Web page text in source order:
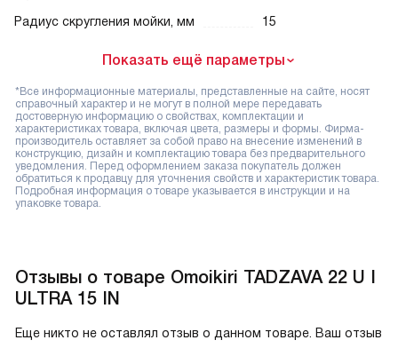
Радиус скругления мойки, мм
15
Показать ещё параметры
*Все информационные материалы, представленные на сайте, носят
справочный характер и не могут в полной мере передавать
достоверную информацию о свойствах, комплектации и
характеристиках товара, включая цвета, размеры и формы. Фирма-
производитель оставляет за собой право на внесение изменений в
конструкцию, дизайн и комплектацию товара без предварительного
уведомления. Перед оформлением заказа покупатель должен
обратиться к продавцу для уточнения свойств и характеристик товара.
Подробная информация о товаре указывается в инструкции и на
упаковке товара.
Отзывы о товаре Omoikiri TADZAVA 22 U I
ULTRA 15 IN
Еще никто не оставлял отзыв о данном товаре. Ваш отзыв